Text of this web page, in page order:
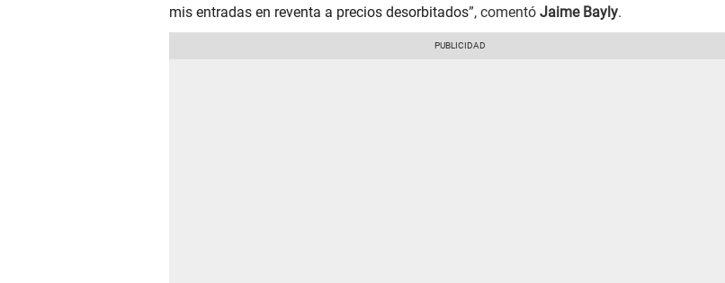
mis entradas en reventa a precios desorbitados”, comentó Jaime Bayly.